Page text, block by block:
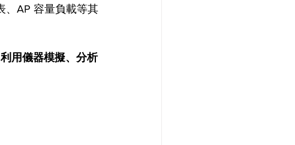
、AP 容量負載等其
用儀器模擬、分析